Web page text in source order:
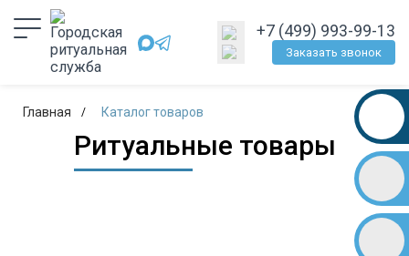
+7 (499) 993-99-13
Заказать звонок
Главная Каталог товаров
Ритуальные товары